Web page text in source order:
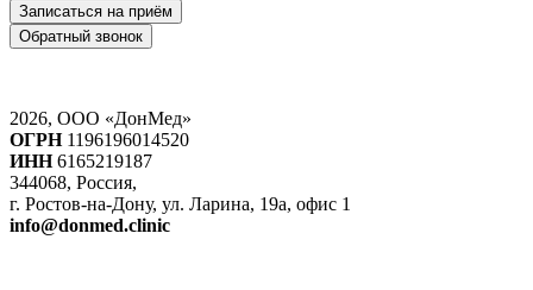
Записаться на приём
Обратный звонок
2026, ООО «ДонМед»
ОГРН1196196014520
ИНН6165219187
344068, Россия,
г. Ростов-на-Дону, ул. Ларина, 19а, офис 1
info@donmed.clinic